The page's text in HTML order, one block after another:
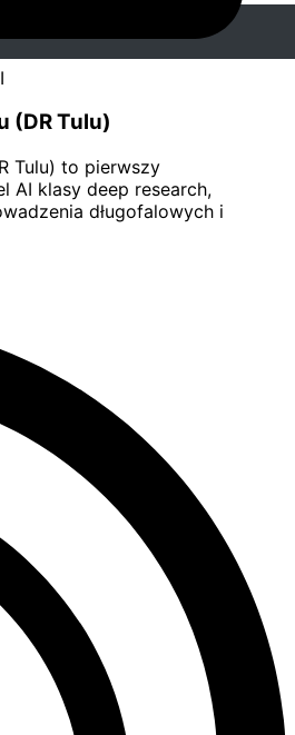
(DR Tulu)
Tulu) to pierwszy
AI klasy deep research,
długofalowych i